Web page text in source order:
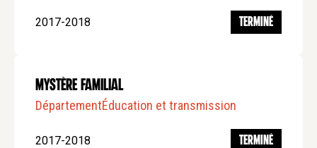
2017-2018 TERMINÉ
Mystère Familial
DépartementÉducation et transmission
2017-2018 TERMINÉ